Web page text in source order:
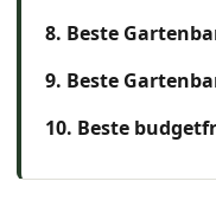
8. Beste
9. Beste
10. Beste